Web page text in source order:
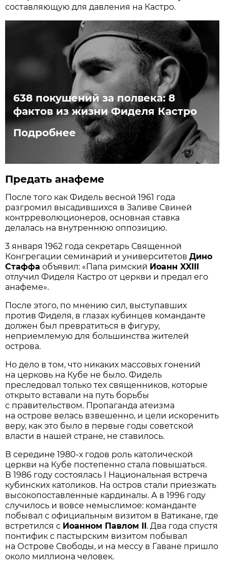
составляющую для давления на Кастро.
638 покушений за полвека: 8
фактов из жизни Фиделя Кастро
Подробнее
Предать анафеме
После того как Фидель весной 1961 года
разгромил высадившихся в Заливе Свиней
контрреволюционеров, основная ставка
делалась на внутреннюю оппозицию.
3 января 1962 года секретарь Священной
Конгрегации семинарий и университетовДино
Стаффа объявил: «Папа римский Иоанн XXIII
отлучил Фиделя Кастро от церкви и предал его
анафеме».
После этого, по мнению сил, выступавших
против Фиделя, в глазах кубинцев команданте
должен был превратиться в фигуру,
неприемлемую для большинства жителей
острова.
Но дело в том, что никаких массовых гонений
на церковь на Кубе не было. Фидель
преследовал только тех священников, которые
открыто вставали на путь борьбы
с правительством. Пропаганда атеизма
на острове велась взвешенно, и цели искоренить
веру, как это было в первые годы советской
власти в нашей стране, не ставилось.
В середине 1980-х годов роль католической
церкви на Кубе постепенно стала повышаться.
В 1986 году состоялась I Национальная встреча
кубинских католиков. На остров стали приезжать
высокопоставленные кардиналы. А в 1996 году
случилось и вовсе немыслимое: команданте
побывал с официальным визитом в Ватикане, где
встретился с Иоанном Павлом II. Два года спустя
понтифик с пастырским визитом побывал
на Острове Свободы, и на мессу в Гаване пришло
около миллиона человек.